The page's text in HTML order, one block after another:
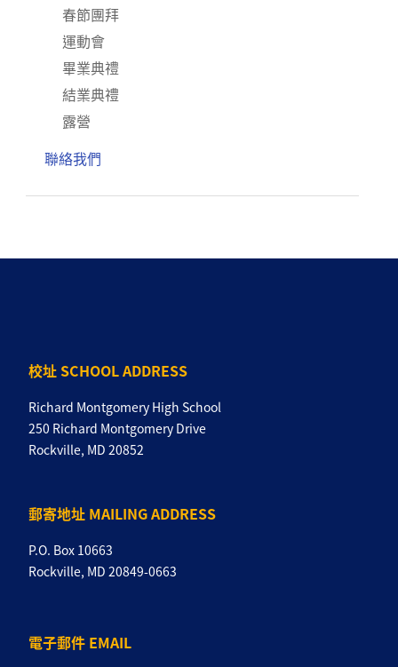
春節團拜
運動會
畢業典禮
結業典禮
露營
聯絡我們
校址 SCHOOL ADDRESS
Richard Montgomery High School
250 Richard Montgomery Drive
Rockville, MD 20852
郵寄地址 MAILING ADDRESS
P.O. Box 10663
Rockville, MD 20849-0663
電子郵件 EMAIL